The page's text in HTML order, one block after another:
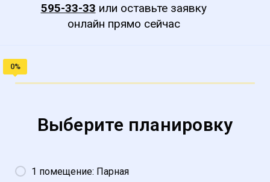
595-33-33 или оставьте заявку
онлайн прямо сейчас
Выберите планировку
1 помещение: Парная